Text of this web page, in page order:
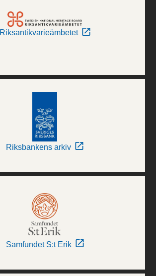
Riksantikvarieämbetet
Riksbankens arkiv
Samfundet S:t Erik